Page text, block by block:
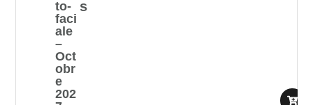
to-
faci
ale
–
Oct
obr
e
202
s